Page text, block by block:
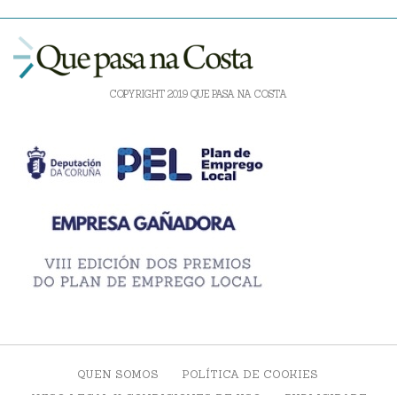
COPYRIGHT 2019 QUE PASA NA COSTA
QUEN SOMOS
POLÍTICA DE COOKIES